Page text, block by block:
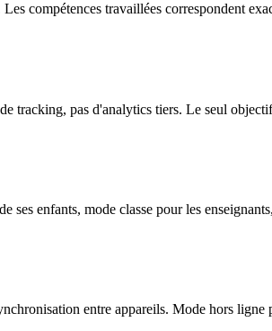
compétences travaillées correspondent
tracking, pas d'analytics tiers. Le seul
ses enfants, mode classe pour les
entre appareils. Mode hors ligne